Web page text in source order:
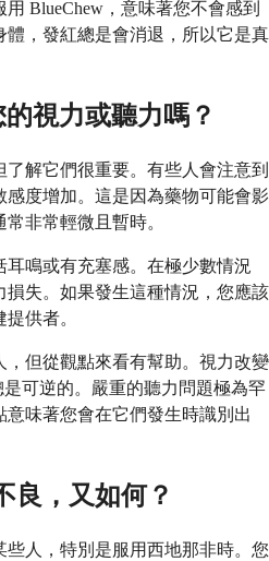
BlueChew，意味著您不會感到
，發紅總是會消退，所以它是真
視力或聽力嗎？
解它們很重要。有些人會注意到
度增加。這是因為藥物可能會影
非常輕微且暫時。
鳴或有充塞感。在極少數情況
失。如果發生這種情況，您應該
供者。
但從觀點來看有幫助。視力改變
可逆的。嚴重的聽力問題極為罕
意味著您會在它們發生時識別出
良，又如何？
人，特別是服用西地那非時。您